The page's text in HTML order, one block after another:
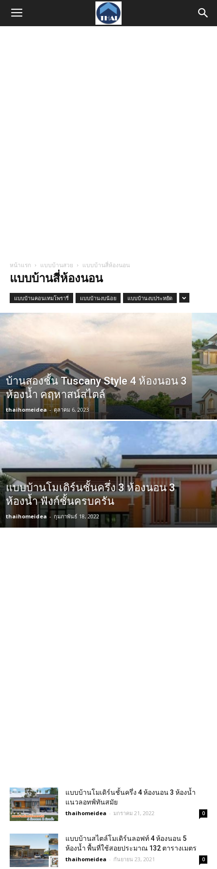
หน้าแรก แบบบ้านสวย แบบบ้านสี่ห้องนอน
แบบบ้านสี่ห้องนอน
แบบบ้านคอนเทมโพรารี่ แบบบ้านงบน้อย แบบบ้านงบประหยัด
บ้านสองชั้น Tuscany Style 4 ห้องนอน 3
ห้องน้ำ คฤหาสน์สไตล์
thaihomeidea - ตุลาคม 6, 2023
แบบบ้านโมเดิร์นชั้นครึ่ง 3 ห้องนอน 3
ห้องน้ำ ฟังก์ชั้นครบครัน
thaihomeidea - กุมภาพันธ์ 18, 2022
แบบบ้านโมเดิร์นชั้นครึ่ง 4 ห้องนอน 3 ห้องน้ำ
แนวลอทฟ์ทันสมัย
thaihomeidea - มกราคม 21, 2022 0
แบบบ้านสไตล์โมเดิร์นลอฟท์ 4 ห้องนอน 5
ห้องน้ำ พื้นที่ใช้สอยประมาณ 132 ตารางเมตร
thaihomeidea - กันยายน 23, 2021 0